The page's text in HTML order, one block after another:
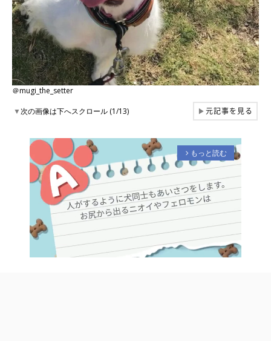
＠mugi_the_setter
▼次の画像は下へスクロール (1/13) ▶元記事を見る
arrow_forward_ios もっと読む